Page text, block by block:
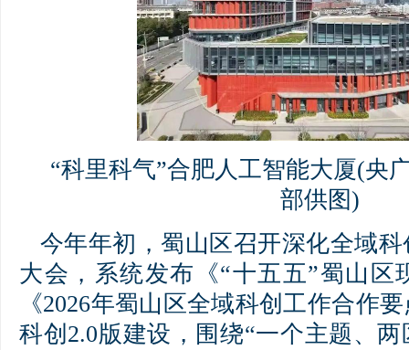
“科里科气”合肥人工智能大厦(央
部供图)
今年年初，蜀山区召开深化全域
大会，系统发布《“十五五”蜀山区
《2026年蜀山区全域科创工作合作
科创2.0版建设，围绕“一个主题、